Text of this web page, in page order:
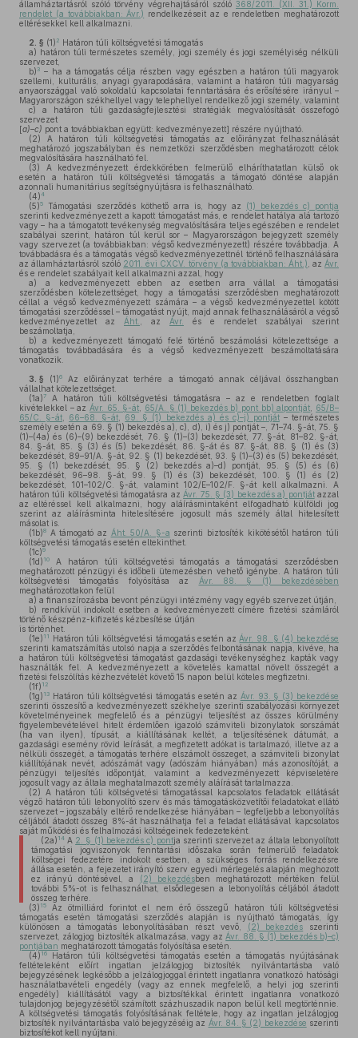
államháztartásról szóló törvény végrehajtásáról szóló 368/2011. (XII. 31.) Korm.
rendelet (a továbbiakban: Ávr.) rendelkezéseit az e rendeletben meghatározott
eltérésekkel kell alkalmazni.
2. § (1) 2 Határon túli költségvetési támogatás
a) határon túli természetes személy, jogi személy és jogi személyiség nélküli
szervezet,
b) 3 – ha a támogatás célja részben vagy egészben a határon túli magyarok
szellemi, kulturális, anyagi gyarapodására, valamint a határon túli magyarság
anyaországgal való sokoldalú kapcsolatai fenntartására és erősítésére irányul –
Magyarországon székhellyel vagy telephellyel rendelkező jogi személy, valamint
c) a határon túli gazdaságfejlesztési stratégiák megvalósítását összefogó
szervezet
[a)–c) pont a továbbiakban együtt: kedvezményezett] részére nyújtható.
(2) A határon túli költségvetési támogatás az előirányzat felhasználását
meghatározó jogszabályban és nemzetközi szerződésben meghatározott célok
megvalósítására használható fel.
(3) A kedvezményezett érdekkörében felmerülő elháríthatatlan külső ok
esetén a határon túli költségvetési támogatás a támogató döntése alapján
azonnali humanitárius segítségnyújtásra is felhasználható.
(4)4
(5)5 Támogatási szerződés köthető arra is, hogy az (1) bekezdés c) pontja
szerinti kedvezményezett a kapott támogatást más, e rendelet hatálya alá tartozó
vagy – ha a támogatott tevékenység megvalósítására teljes egészében e rendelet
szabályai szerint, határon túl kerül sor – Magyarországon bejegyzett személy
vagy szervezet (a továbbiakban: végső kedvezményezett) részére továbbadja. A
továbbadásra és a támogatás végső kedvezményezettnél történő felhasználására
az államháztartásról szóló 2011. évi CXCV. törvény (a továbbiakban: Áht.) , az Ávr.
és e rendelet szabályait kell alkalmazni azzal, hogy
a) a kedvezményezett ebben az esetben arra vállal a támogatási
szerződésben kötelezettséget, hogy a támogatási szerződésben meghatározott
céllal a végső kedvezményezett számára – a végső kedvezményezettel kötött
támogatási szerződéssel – támogatást nyújt, majd annak felhasználásáról a végső
kedvezményezettet az Áht. , az Ávr.
és e rendelet szabályai szerint
beszámoltatja,
b) a kedvezményezett támogató felé történő beszámolási kötelezettsége a
támogatás továbbadására és a végső kedvezményezett beszámoltatására
vonatkozik.
3. § (1)6
Az előirányzat terhére a támogató annak céljával összhangban
vállalhat kötelezettséget.
(1a)7
A határon túli költségvetési támogatásra – az e rendeletben foglalt
kivételekkel – az Ávr. 65. §-át 65/A. § (1) bekezdés b) pont bb) alpontját
65/B–
65/C. §-át
66–68. §-át 69. § (1) bekezdés a) és c)–j) pontját– természetes
személy esetén a 69. § (1) bekezdés a), c), d), i) és j) pontját –, 71–74. §-át, 75. §
(1)–(4a) és (6)–(9) bekezdését, 76. § (1)–(3) bekezdését, 77. §-át, 81–82. §-át,
84. §-át, 85. § (3) és (5) bekezdését, 86. §-át és 87. §-át, 88. § (1) és (3)
bekezdését, 89–91/A. §-át, 92. § (1) bekezdését, 93. § (1)–(3) és (5) bekezdését,
95. § (1) bekezdését, 95. § (2) bekezdés a)–d) pontját, 95. § (5) és (6)
bekezdését, 96–98. §-át, 99. § (1) és (3) bekezdését, 100. § (1) és (2)
bekezdését, 101–102/C. §-át, valamint 102/E–102/F. §-át kell alkalmazni. A
határon túli költségvetési támogatásra az Ávr. 75. § (3) bekezdés a) pontjátazzal
az eltéréssel kell alkalmazni, hogy aláírásmintaként elfogadható külföldi jog
szerint az aláírásminta hitelesítésére jogosult más személy által hitelesített
másolat is.
(1b)8 A támogató az Áht. 50/A. §-a szerinti biztosíték kikötésétől határon túli
költségvetési támogatás esetén eltekinthet.
(1c)9
(1d) 10
A határon túli költségvetési támogatás a támogatási szerződésben
meghatározott pénzügyi és időbeli ütemezésben vehető igénybe. A határon túli
költségvetési támogatás folyósítása az
Ávr. 88. § (1) bekezdésében
meghatározottakon felül
a) a finanszírozásba bevont pénzügyi intézmény vagy egyéb szervezet útján,
b) rendkívül indokolt esetben a kedvezményezett címére fizetési számláról
történő készpénz-kifizetés kézbesítése útján
is történhet.
(1e) 11 Határon túli költségvetési támogatás esetén az Ávr. 98. § (4) bekezdése
szerinti kamatszámítás utolsó napja a szerződés felbontásának napja, kivéve, ha
a határon túli költségvetési támogatást gazdasági tevékenységhez kapták vagy
használták fel. A kedvezményezett a követelés kamattal növelt összegét a
fizetési felszólítás kézhezvételét követő 15 napon belül köteles megfizetni.
(1f) 12
(1g) 13 Határon túli költségvetési támogatás esetén az Ávr. 93. § (3) bekezdése
szerinti összesítő a kedvezményezett székhelye szerinti szabályozási környezet
követelményeinek megfelelő és a pénzügyi teljesítést az összes körülmény
figyelembevételével hitelt érdemlően igazoló számviteli bizonylatok sorszámát
(ha van ilyen), típusát, a kiállításának keltét, a teljesítésének dátumát, a
gazdasági esemény rövid leírását, a megfizetett adókat is tartalmazó, illetve az a
nélküli összegét, a támogatás terhére elszámolt összeget, a számviteli bizonylat
kiállítójának nevét, adószámát vagy (adószám hiányában) más azonosítóját, a
pénzügyi teljesítés időpontját, valamint a kedvezményezett képviseletére
jogosult vagy az általa meghatalmazott személy aláírását tartalmazza.
(2) A határon túli költségvetési támogatással kapcsolatos feladatok ellátását
végző határon túli lebonyolító szerv és más támogatásközvetítői feladatokat ellátó
szervezet – jogszabály eltérő rendelkezése hiányában – legfeljebb a lebonyolítás
céljából átadott összeg 8%-át használhatja fel a feladat ellátásával kapcsolatos
saját működési és felhalmozási költségeinek fedezeteként.
(2a) 14A 2. § (1) bekezdés c) pontja szerinti szervezet az általa lebonyolított
támogatási jogviszonyok fenntartási időszaka során felmerülő feladatok
költségei fedezetére indokolt esetben, a szükséges forrás rendelkezésre
állása esetén, a fejezetet irányító szerv egyedi mérlegelés alapján meghozott
ez irányú döntésével, a
(2) bekezdésben meghatározott mértéken felül
további 5%-ot is felhasználhat, elsődlegesen a lebonyolítás céljából átadott
összeg terhére.
(3) 15
Az ötmilliárd forintot el nem érő összegű határon túli költségvetési
támogatás esetén támogatási szerződés alapján is nyújtható támogatás, így
különösen a támogatás lebonyolításában részt vevő,
(2) bekezdés szerinti
szervezet, zálogjog biztosíték alkalmazása, vagy az Ávr. 88. § (1) bekezdés b)–c)
pontjában meghatározott támogatás folyósítása esetén.
(4) 16
Határon túli költségvetési támogatás esetén a támogatás nyújtásának
feltételeként előírt ingatlan jelzálogjog biztosíték nyilvántartásba való
bejegyzésének legkésőbb a jelzálogjoggal érintett ingatlanra vonatkozó hatósági
használatbavételi engedély (vagy az ennek megfelelő, a helyi jog szerinti
engedély) kiállításától vagy a biztosítékkal érintett ingatlanra vonatkozó
tulajdonjog bejegyzésétől számított százhuszadik napon belül kell megtörténnie.
A költségvetési támogatás folyósításának feltétele, hogy az ingatlan jelzálogjog
biztosíték nyilvántartásba való bejegyzéséig az Ávr. 84. § (2) bekezdése szerinti
biztosítékot kell nyújtani.